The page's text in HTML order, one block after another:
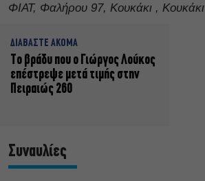
ΦΙΑΤ, Φαλήρου 97, Κουκάκι , Κουκάκι
ΔΙΑΒΑΣΤΕ ΑΚΟΜΑ
Το βράδυ που ο Γιώργος Λούκος
επέστρεψε μετά τιμής στην
Πειραιώς 260
Συναυλίες